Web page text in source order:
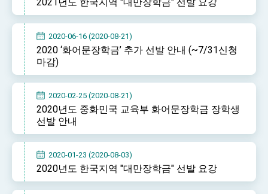
2021년도 한국지역 "대만장학금" 선발 요강
2020-06-16 (2020-08-21)
2020 ‘화어문장학금’ 추가 선발 안내 (~7/31신청
마감)
2020-02-25 (2020-08-21)
2020년도 중화민국 교육부 화어문장학금 장학생
선발 안내
2020-01-23 (2020-08-03)
2020년도 한국지역 "대만장학금" 선발 요강